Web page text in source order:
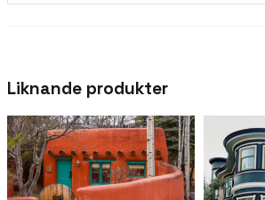
som en heltid gymnasie
internet där jag delar några av
favoritramar. Tack för att du
på Instagram på
Liknande produkter